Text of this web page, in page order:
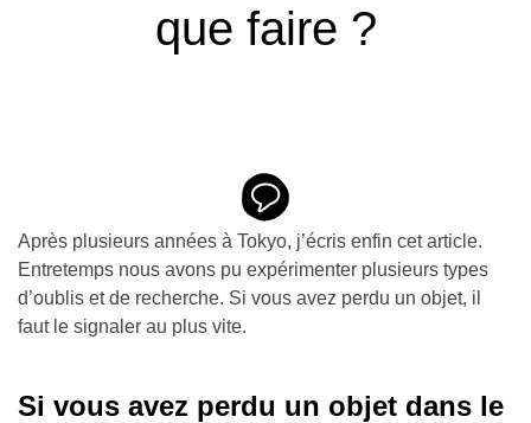
que faire ?
Après plusieurs années à Tokyo, j’écris enfin cet article.
Entretemps nous avons pu expérimenter plusieurs types
d’oublis et de recherche. Si vous avez perdu un objet, il
faut le signaler au plus vite.
Si vous avez perdu un objet dans le